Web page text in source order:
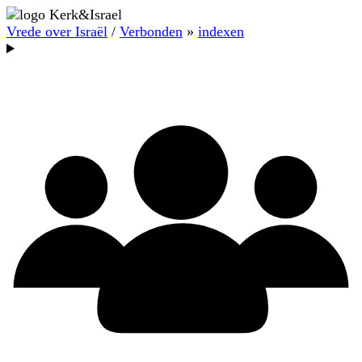
Vrede over Israël / Verbonden » indexen